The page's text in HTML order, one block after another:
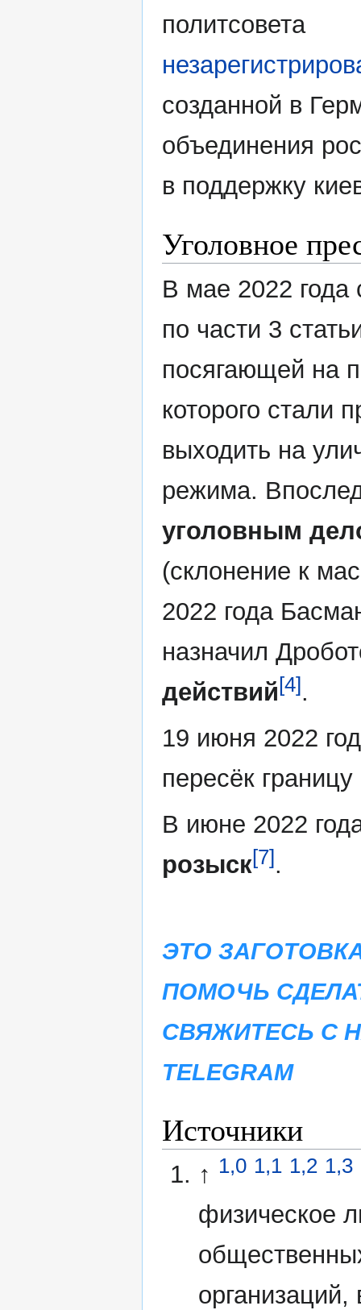
политсовета
созданной в
объединения
в поддержку
Уголовное
В мае 2022
по части 3
посягающей на
которого стали
выходить на
режима.
уголовным
(склонение к
2022 года
назначил
действий[4].
19 июня 2022
пересёк
В июне 2022
розыск[7].
ЭТО
ПОМОЧЬ
СВЯЖИТЕСЬ С
TELEGRAM
Источники
↑ 1,0 1,1 1,2 1,3
физическое